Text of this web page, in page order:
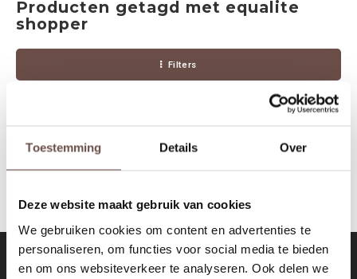
Toestemming Details Over
Deze website maakt gebruik van cookies
We gebruiken cookies om content en advertenties te
personaliseren, om functies voor social media te bieden
en om ons websiteverkeer te analyseren. Ook delen we
Jassen Diverse
Winterjassen
T-shirts
Accessoires
Rokken
Hoodies
Sweaters
Joggers
Pullovers
Schoenen
Diverse
Heren
Producten getagd met equalite
shopper
Filters
Geen producten gevonden!...
Nieuwsbrief